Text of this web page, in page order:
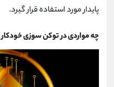
پایدار مورد استفاده قرار گیرد.
چه مواردی در توکن سوزی خودکار BNB باید در نظر گرفته شود؟